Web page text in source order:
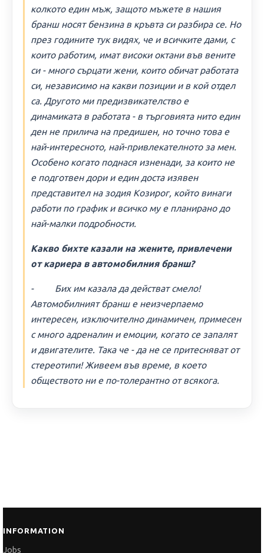
колкото един мъж, защото мъжете в нашия
бранш носят бензина в кръвта си разбира се. Но
през годините тук видях, че и всичките дами, с
които работим, имат високи октани във вените
си - много сърцати жени, които обичат работата
си, независимо на какви позиции и в кой отдел
са. Другото ми предизвикателство е
динамиката в работата - в търговията нито един
ден не прилича на предишен, но точно това е
най-интересното, най-привлекателното за мен.
Особено когато поднася изненади, за които не
е подготвен дори и един доста изявен
представител на зодия Козирог, който винаги
работи по график и всичко му е планирано до
най-малки подробности.
Какво бихте казали на жените, привлечени
от кариера в автомобилния бранш?
- Бих им казала да действат смело!
Автомобилният бранш е неизчерпаемо
интересен, изключително динамичен, примесен
с много адреналин и емоции, когато се запалят
и двигателите. Така че - да не се притесняват от
стереотипи! Живеем във време, в което
обществото ни е по-толерантно от всякога.
Events
Newsletter